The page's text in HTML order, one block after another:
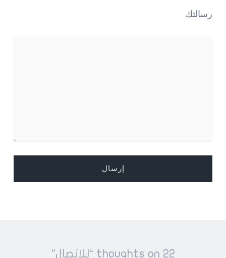
رسالتك
22 thoughts on “ للاتصال”